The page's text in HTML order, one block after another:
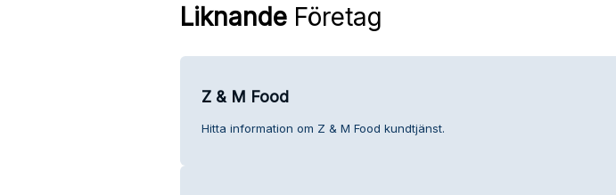
LiknandeFöretag
Z & M Food
Hitta information om Z & M Food kundtjänst.